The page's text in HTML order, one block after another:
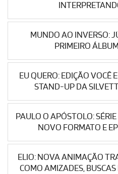
MUNDO AO INVERSO:
PRIMEIRO
EU QUERO: EDIÇÃO VOCÊ
STAND-UP DA
PAULO O APÓSTOLO:
NOVO FORMATO E
ELIO: NOVA ANIMAÇÃO
COMO AMIZADES,